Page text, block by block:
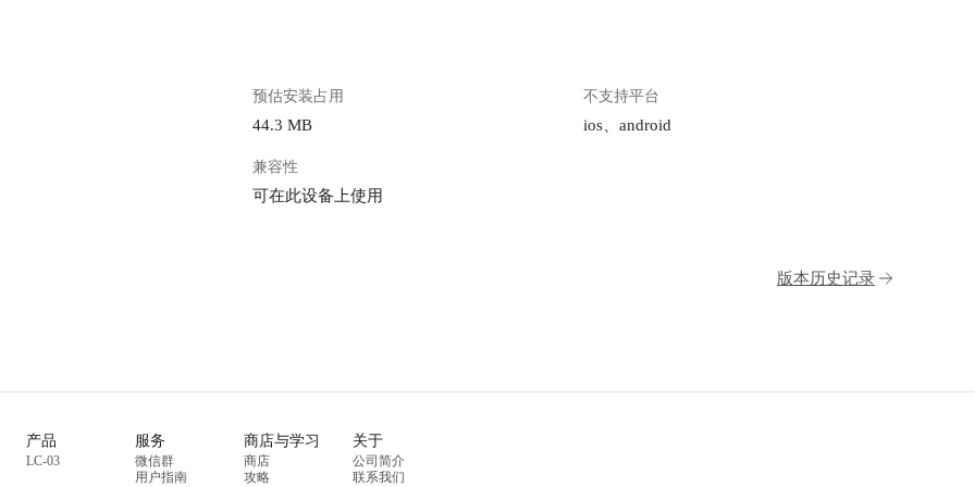
预估安装占用
44.3 MB
不支持平台
ios、android
兼容性
可在此设备上使用
版本历史记录
产品
LC-03
服务
微信群
用户指南
商店与学习
商店
攻略
关于
公司简介
联系我们